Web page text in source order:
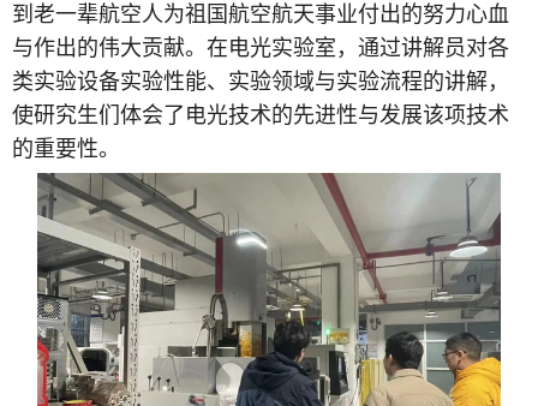
到老一辈航空人为祖国航空航天事业付出的努力心血
与作出的伟大贡献。在电光实验室，通过讲解员对各
类实验设备实验性能、实验领域与实验流程的讲解，
使研究生们体会了电光技术的先进性与发展该项技术
的重要性。